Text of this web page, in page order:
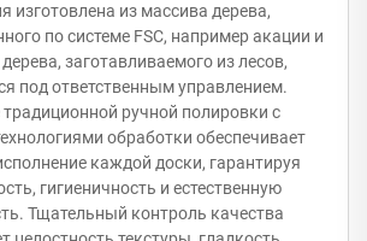
изготовлена из массива дерева,
по системе FSC, например акации и
заготавливаемого из лесов,
под ответственным управлением.
ручной полировки с
обработки обеспечивает
каждой доски, гарантируя
гигиеничность и естественную
Тщательный контроль качества